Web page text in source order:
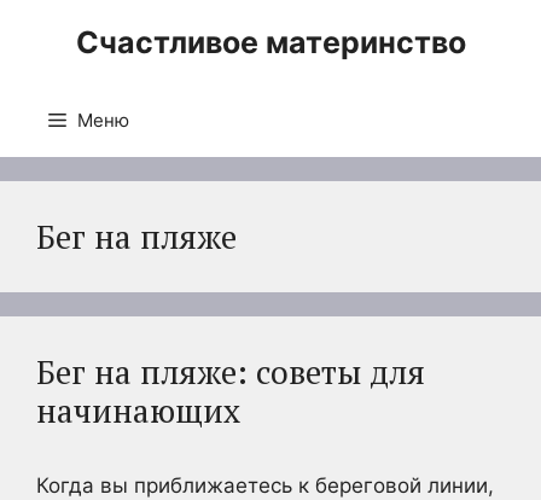
Счастливое материнство
Меню
Бег на пляже
Бег на пляже: советы для
начинающих
Когда вы приближаетесь к береговой линии,